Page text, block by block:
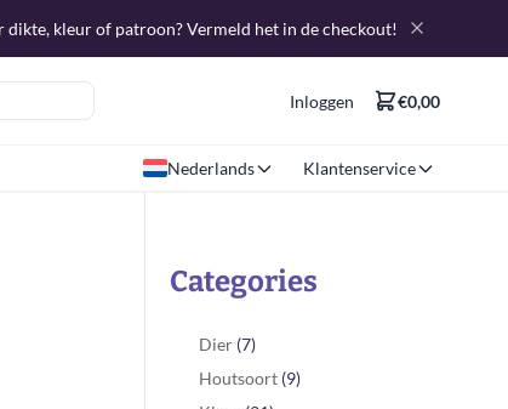
kleur of patroon? Vermeld het in de checkout!
Inloggen €0,00
Nederlands Klantenservice
Categories
Dier (7)
Houtsoort (9)